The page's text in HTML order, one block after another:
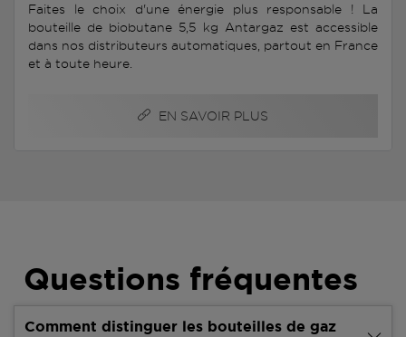
Faites le choix d'une énergie plus responsable ! La
bouteille de biobutane 5,5 kg Antargaz est accessible
dans nos distributeurs automatiques, partout en France
et à toute heure.
EN SAVOIR PLUS
Questions fréquentes
Comment distinguer les bouteilles de gaz